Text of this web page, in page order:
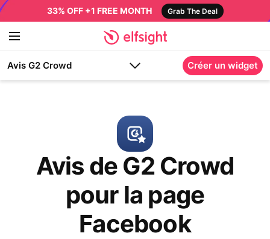
33% OFF +1 FREE MONTH Grab The Deal
Avis G2 Crowd Créer un widget
Avis de G2 Crowd
pour la page
Facebook